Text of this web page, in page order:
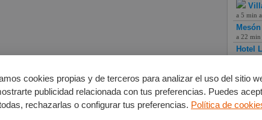
cookies propias y de terceros para analizar el uso del sitio
publicidad relacionada con tus preferencias. Puedes
rechazarlas o configurar tus preferencias. Política de
a 5 min
a 22 min
Hotel
a 12